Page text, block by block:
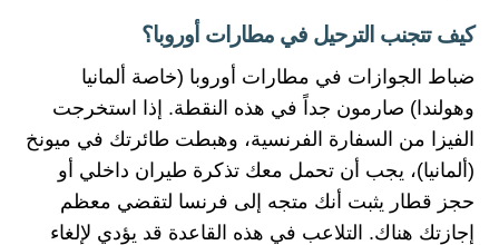
كيف تتجنب الترحيل في مطارات أوروبا؟
ضباط الجوازات في مطارات أوروبا (خاصة ألمانيا
وهولندا) صارمون جداً في هذه النقطة. إذا استخرجت
الفيزا من السفارة الفرنسية، وهبطت طائرتك في ميونخ
(ألمانيا)، يجب أن تحمل معك تذكرة طيران داخلي أو
حجز قطار يثبت أنك متجه إلى فرنسا لتقضي معظم
إجازتك هناك. التلاعب في هذه القاعدة قد يؤدي لإلغاء